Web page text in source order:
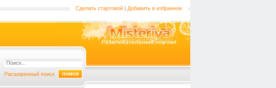
Сделать стартовой | Добавить в избранное
Расширенный поиск